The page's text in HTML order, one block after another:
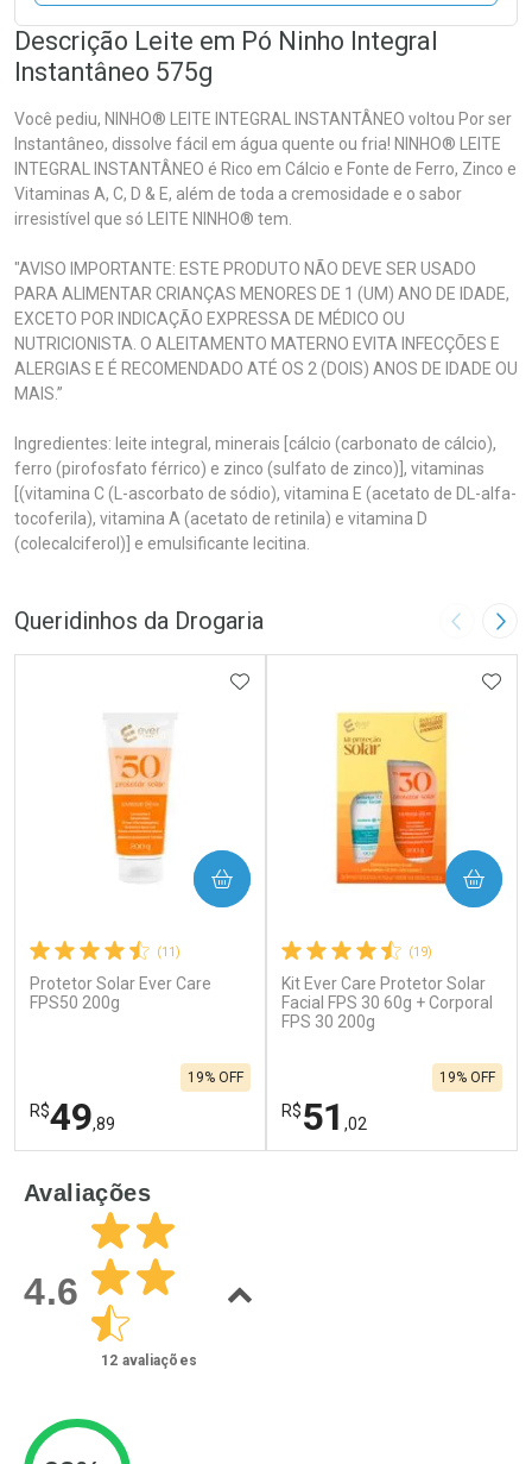
Descrição Leite em Pó Ninho Integral
Instantâneo 575g
Você pediu, NINHO® LEITE INTEGRAL INSTANTÂNEO voltou Por ser
Instantâneo, dissolve fácil em água quente ou fria! NINHO® LEITE
INTEGRAL INSTANTÂNEO é Rico em Cálcio e Fonte de Ferro, Zinco e
Vitaminas A, C, D & E, além de toda a cremosidade e o sabor
irresistível que só LEITE NINHO® tem.
"AVISO IMPORTANTE: ESTE PRODUTO NÃO DEVE SER USADO
PARA ALIMENTAR CRIANÇAS MENORES DE 1 (UM) ANO DE IDADE,
EXCETO POR INDICAÇÃO EXPRESSA DE MÉDICO OU
NUTRICIONISTA. O ALEITAMENTO MATERNO EVITA INFECÇÕES E
ALERGIAS E É RECOMENDADO ATÉ OS 2 (DOIS) ANOS DE IDADE OU
MAIS.”
Ingredientes: leite integral, minerais [cálcio (carbonato de cálcio),
ferro (pirofosfato férrico) e zinco (sulfato de zinco)], vitaminas
[(vitamina C (L-ascorbato de sódio), vitamina E (acetato de DL-alfa-
tocoferila), vitamina A (acetato de retinila) e vitamina D
(colecalciferol)] e emulsificante lecitina.
Queridinhos da Drogaria Imagem
(11)
Protetor Solar Ever Care
FPS50 200g
R$49,89
19% OFF
ADICIONAR AOS FAVORITOS
COMPRAR
Laboratório
Por Menos
(19)
Kit Ever Care Protetor Solar
Facial FPS 30 60g + Corporal
FPS 30 200g
R$51 ,02
19% OFF
COMPRAR
Avaliações
4.6
12 avaliações